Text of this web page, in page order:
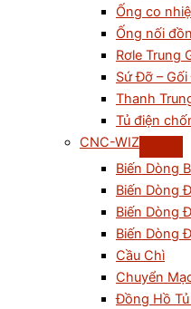
Ống co
Ống nối
Rơle Trung
Sứ Đỡ –
Thanh
Tủ điện
CNC-WIZ
Biến Dòng
Biến Dòng
Biến Dòng
Biến Dòng
Cầu Chì
Chuyển
Đồng Hồ